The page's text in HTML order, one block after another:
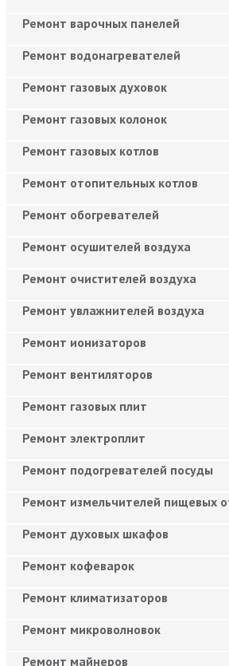
Ремонт варочных панелей
Ремонт водонагревателей
Ремонт газовых духовок
Ремонт газовых колонок
Ремонт газовых котлов
Ремонт отопительных котлов
Ремонт обогревателей
Ремонт осушителей воздуха
Ремонт очистителей воздуха
Ремонт увлажнителей воздуха
Ремонт ионизаторов
Ремонт вентиляторов
Ремонт газовых плит
Ремонт электроплит
Ремонт подогревателей посуды
Ремонт измельчителей пищевых
Ремонт духовых шкафов
Ремонт кофеварок
Ремонт климатизаторов
Ремонт микроволновок
Ремонт майнеров